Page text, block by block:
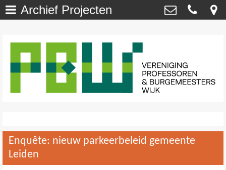
Onze Wijk - NU >
Onze Wijk - TOEN
DuurzaamWijzer >
Burgemeesterswijk
secretaris@profburgwijk.nl
Archief Projecten
Enquête: nieuw parkeerbeleid gemeente
Leiden